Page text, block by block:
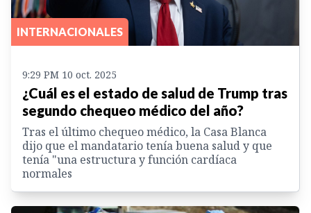
INTERNACIONALES
9:29 PM 10 oct. 2025
¿Cuál es el estado de salud de Trump tras
segundo chequeo médico del año?
Tras el último chequeo médico, la Casa Blanca
dijo que el mandatario tenía buena salud y que
tenía "una estructura y función cardíaca
normales